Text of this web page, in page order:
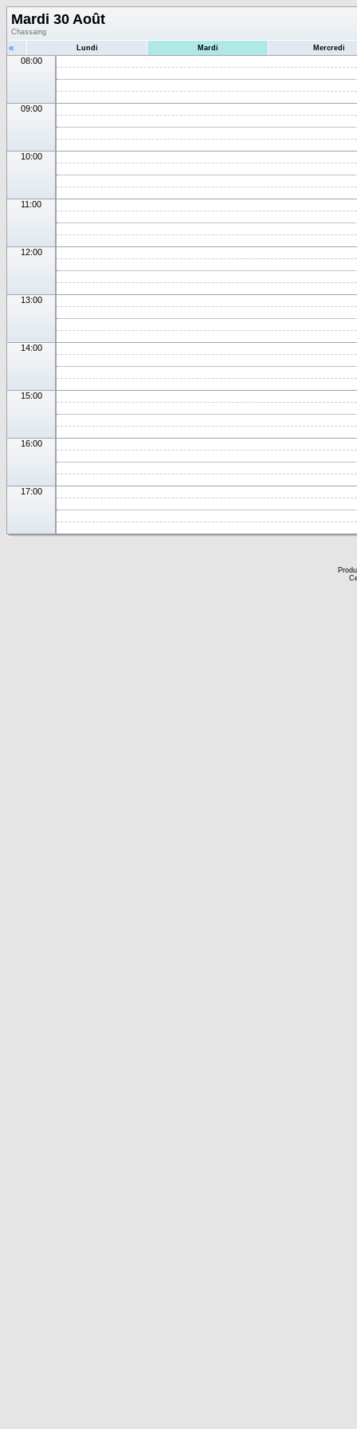
Mardi 30 Août
Chassaing
« Lundi Mardi Mercredi
08:00
09:00
10:00
11:00
12:00
13:00
14:00
15:00
16:00
17:00